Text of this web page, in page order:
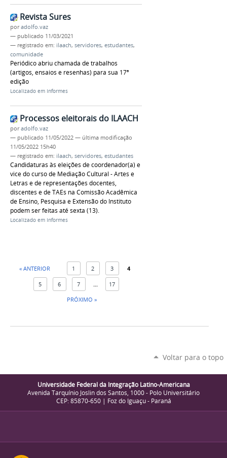
Revista Sures
poradolfo.vaz
— publicado 11/03/2021
— registrado em: ilaach, servidores, estudantes,
comunidade
Periódico abriu chamada de trabalhos
(artigos, ensaios e resenhas) para sua 17ª
edição
Localizado em Informes
Processos eleitorais do ILAACH
poradolfo.vaz
— publicado 11/05/2022 — última modificação
11/05/2022 15h40
— registrado em: ilaach, servidores, estudantes
Candidaturas às eleições de coordenador(a) e
vice do curso de Mediação Cultural - Artes e
Letras e de representações docentes,
discentes e de TAEs na Comissão Acadêmica
de Ensino, Pesquisa e Extensão do Instituto
podem ser feitas até sexta (13).
Localizado em Informes
« ANTERIOR 1 2 3 4
5 6 7
17
PRÓXIMO »
Voltar para o topo
Universidade Federal da Integração Latino-Americana
Avenida Tarquínio Joslin dos Santos, 1000 - Polo Universitário
CEP: 85870-650 | Foz do Iguaçu - Paraná